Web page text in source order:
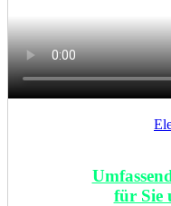
für Sie